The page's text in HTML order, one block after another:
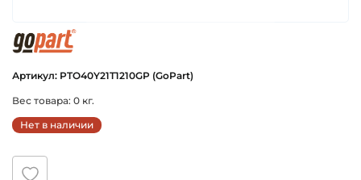
Артикул: PTO40Y21T1210GP (GoPart)
Вес товара: 0 кг.
Нет в наличии